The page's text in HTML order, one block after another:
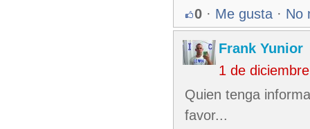
0 · Me gusta · No
Frank Yunior
1 de
Quien tenga
favor...